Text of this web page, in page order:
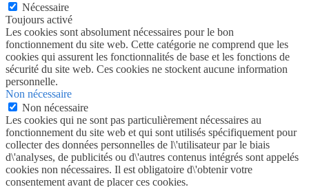
Nécessaire
Toujours activé
Les cookies sont absolument nécessaires pour le bon
fonctionnement du site web. Cette catégorie ne comprend que les
cookies qui assurent les fonctionnalités de base et les fonctions de
sécurité du site web. Ces cookies ne stockent aucune information
personnelle.
Non nécessaire
Non nécessaire
Les cookies qui ne sont pas particulièrement nécessaires au
fonctionnement du site web et qui sont utilisés spécifiquement pour
collecter des données personnelles de l\'utilisateur par le biais
d\'analyses, de publicités ou d\'autres contenus intégrés sont appelés
cookies non nécessaires. Il est obligatoire d\'obtenir votre
consentement avant de placer ces cookies.